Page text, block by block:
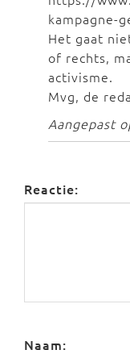
kampagne-
Het gaat
of rechts,
activisme.
Mvg, de
Aangepast
Reactie:
Naam: